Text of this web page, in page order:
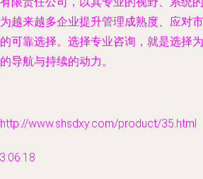
越来越多企业提升管理成熟度、应对市
可靠选择。选择专业咨询，就是选择为
导航与持续的动力。
www.shsdxy.com/product/35.html